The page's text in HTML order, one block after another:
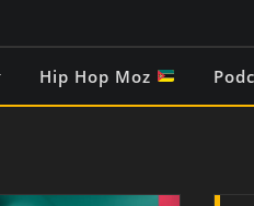
Hip Hop Moz